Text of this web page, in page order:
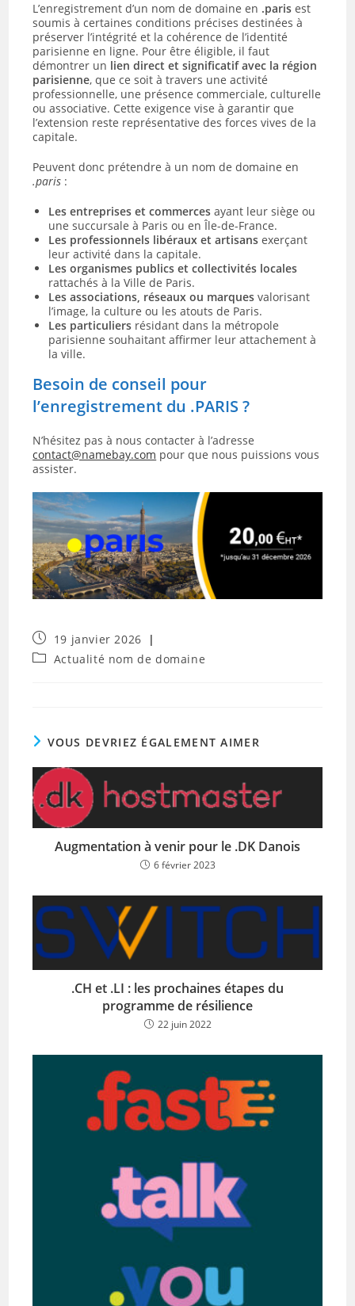
L’enregistrement d’un nom de domaine en .paris est
soumis à certaines conditions précises destinées à
préserver l’intégrité et la cohérence de l’identité
parisienne en ligne. Pour être éligible, il faut
démontrer un lien direct et significatif avec la région
parisienne, que ce soit à travers une activité
professionnelle, une présence commerciale, culturelle
ou associative. Cette exigence vise à garantir que
l’extension reste représentative des forces vives de la
capitale.
Peuvent donc prétendre à un nom de domaine en
.paris :
Les entreprises et commerces ayant leur siège ou
une succursale à Paris ou en Île-de-France.
Les professionnels libéraux et artisans exerçant
leur activité dans la capitale.
Les organismes publics et collectivités locales
rattachés à la Ville de Paris.
Les associations, réseaux ou marques valorisant
l’image, la culture ou les atouts de Paris.
Les particuliers résidant dans la métropole
parisienne souhaitant affirmer leur attachement à
la ville.
Besoin de conseil pour
l’enregistrement du .PARIS ?
N’hésitez pas à nous contacter à l’adresse
contact@namebay.com pour que nous puissions vous
assister.
Publication
publiée :
19 janvier 2026
PostActualité nom de domaine
VOUS DEVRIEZ ÉGALEMENT AIMER
Augmentation à venir pour le .DK Danois
6 février 2023
.CH et .LI : les prochaines étapes du
programme de résilience
22 juin 2022